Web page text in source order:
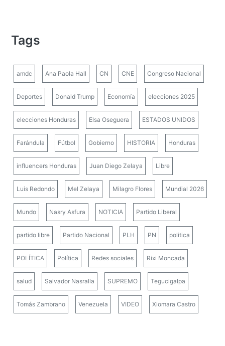
Tags
amdc Ana Paola Hall CN CNE Congreso Nacional
Deportes Donald Trump Economía elecciones 2025
elecciones Honduras Elsa Oseguera ESTADOS UNIDOS
Farándula Fútbol Gobierno HISTORIA Honduras
influencers Honduras Juan Diego Zelaya Libre
Luis Redondo Mel Zelaya Milagro Flores Mundial 2026
Mundo Nasry Asfura NOTICIA Partido Liberal
partido libre Partido Nacional PLH PN politica
POLÍTICA Política Redes sociales Rixi Moncada
salud Salvador Nasralla SUPREMO Tegucigalpa
Tomás Zambrano Venezuela VIDEO Xiomara Castro